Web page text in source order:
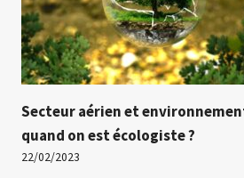
Secteur aérien et
quand on est écologiste ?
22/02/2023